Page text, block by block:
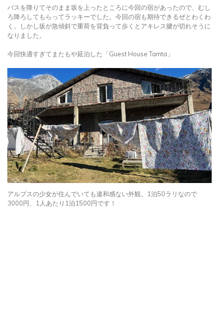
バスを降りてそのまま坂を上ったところに今回の宿があったので、むし
ろ降ろしてもらってラッキーでした。今回の宿も期待できるぜとわくわ
く。しかし坂が急傾斜で重荷を背負って歩くとアキレス腱が切れそうに
なりました。
今回快適すぎてまたもや延泊した「Guest House Tamta」
アルプスの少女が住んでいても違和感ない外観。1泊50ラリなので
3000円、1人あたり1泊1500円です！